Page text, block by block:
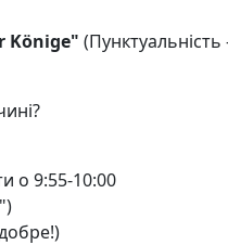
Könige"
о 9:55-10:00